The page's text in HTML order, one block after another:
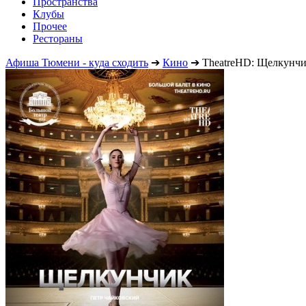
Клубы
Прочее
Рестораны
Афиша Тюмени - куда сходить ➔ Кино ➔ TheatreHD: